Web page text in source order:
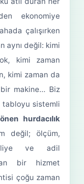
ekonomiye
çalışırken
aynı değil: kimi
kimi zaman
kimi zaman da
makine… Biz
tabloyu sistemli
hurdacılık
değil; ölçüm,
ve adil
bir hizmet
çoğu zaman